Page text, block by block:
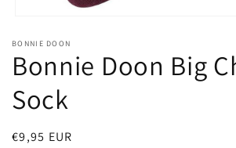
openen
in
modaal
BONNIE DOON
Bonnie Doon Big
Sock
Normale
€9,95 EUR